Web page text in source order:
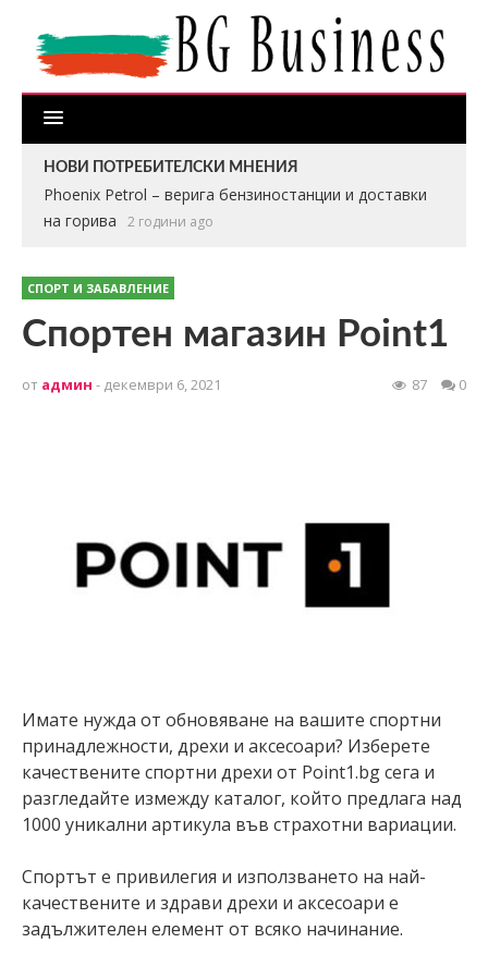
НОВИ ПОТРЕБИТЕЛСКИ МНЕНИЯ
Phoenix Petrol – верига бензиностанции и доставки
на горива
2 години ago
СПОРТ И ЗАБАВЛЕНИЕ
Спортен магазин Point1
от админ - декември 6, 2021 87 0
Имате нужда от обновяване на вашите спортни
принадлежности, дрехи и аксесоари? Изберете
качествените спортни дрехи от Point1.bg сега и
разгледайте измежду каталог, който предлага над
1000 уникални артикула във страхотни вариации.
Спортът е привилегия и използването на най-
качествените и здрави дрехи и аксесоари е
задължителен елемент от всяко начинание.